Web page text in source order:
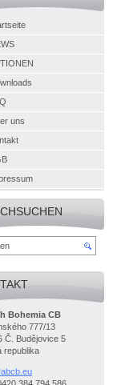
uns
Bohemia CB
777/13
Č. Budějovice 5
republika
b.eu